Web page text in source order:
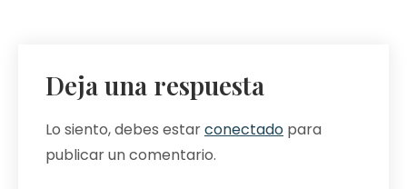
Deja una respuesta
Lo siento, debes estarconectado para
publicar un comentario.